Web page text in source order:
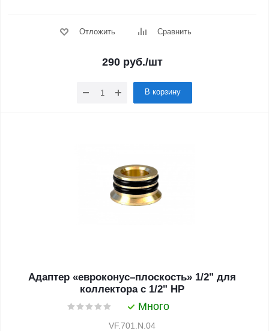
Отложить Сравнить
290 руб./шт
В корзину
Адаптер «евроконус–плоскость» 1/2" для
коллектора с 1/2" НР
Много
VF.701.N.04